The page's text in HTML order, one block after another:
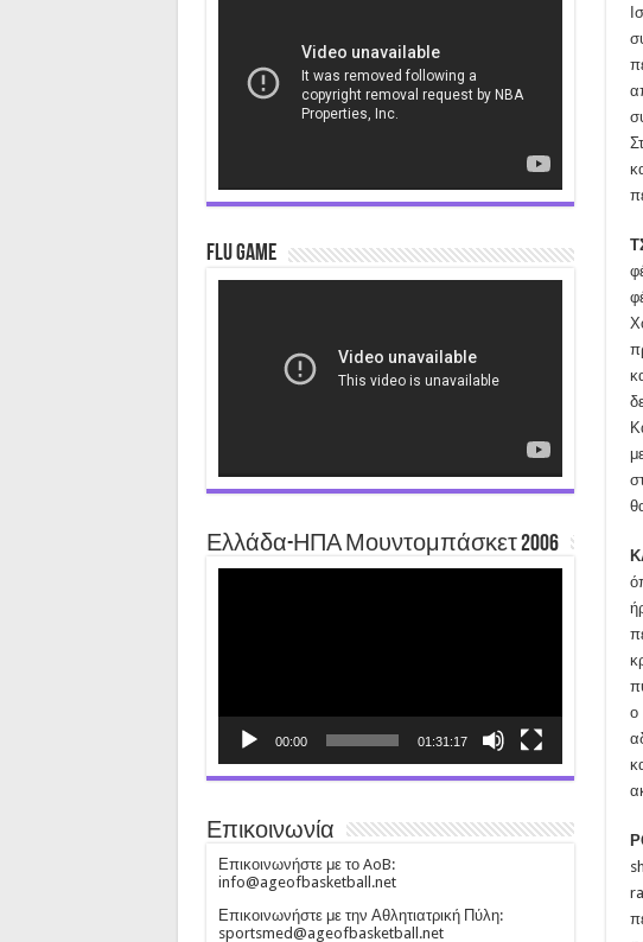
ο
Flu Game
Ελλάδα-ΗΠΑ Μουντομπάσκετ 2006
00:00 01:31:17
Επικοινωνία
Επικοινωνήστε με το AoB:
info@ageofbasketball.net
Επικοινωνήστε με την Αθλητιατρική Πύλη:
sportsmed@ageofbasketball.net